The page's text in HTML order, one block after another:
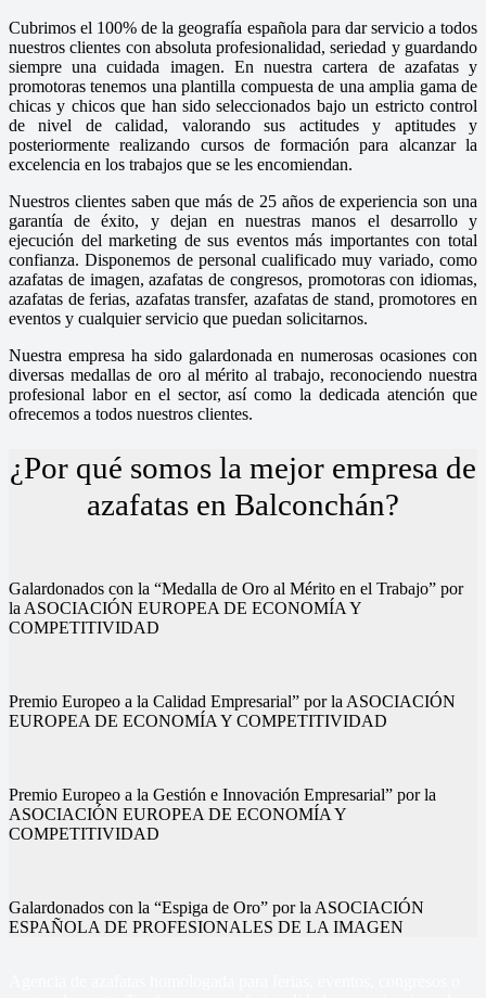
Cubrimos el 100% de la geografía española para dar servicio a todos
nuestros clientes con absoluta profesionalidad, seriedad y guardando
siempre una cuidada imagen. En nuestra cartera de azafatas y
promotoras tenemos una plantilla compuesta de una amplia gama de
chicas y chicos que han sido seleccionados bajo un estricto control
de nivel de calidad, valorando sus actitudes y aptitudes y
posteriormente realizando cursos de formación para alcanzar la
excelencia en los trabajos que se les encomiendan.
Nuestros clientes saben que más de 25 años de experiencia son una
garantía de éxito, y dejan en nuestras manos el desarrollo y
ejecución del marketing de sus eventos más importantes con total
confianza. Disponemos de personal cualificado muy variado, como
azafatas de imagen, azafatas de congresos, promotoras con idiomas,
azafatas de ferias, azafatas transfer, azafatas de stand, promotores en
eventos y cualquier servicio que puedan solicitarnos.
Nuestra empresa ha sido galardonada en numerosas ocasiones con
diversas medallas de oro al mérito al trabajo, reconociendo nuestra
profesional labor en el sector, así como la dedicada atención que
ofrecemos a todos nuestros clientes.
¿Por qué somos la mejor empresa de
azafatas en Balconchán?
Galardonados con la “Medalla de Oro al Mérito en el Trabajo” por
la ASOCIACIÓN EUROPEA DE ECONOMÍA Y
COMPETITIVIDAD
Premio Europeo a la Calidad Empresarial” por la ASOCIACIÓN
EUROPEA DE ECONOMÍA Y COMPETITIVIDAD
Premio Europeo a la Gestión e Innovación Empresarial” por la
ASOCIACIÓN EUROPEA DE ECONOMÍA Y
COMPETITIVIDAD
Galardonados con la “Espiga de Oro” por la ASOCIACIÓN
ESPAÑOLA DE PROFESIONALES DE LA IMAGEN